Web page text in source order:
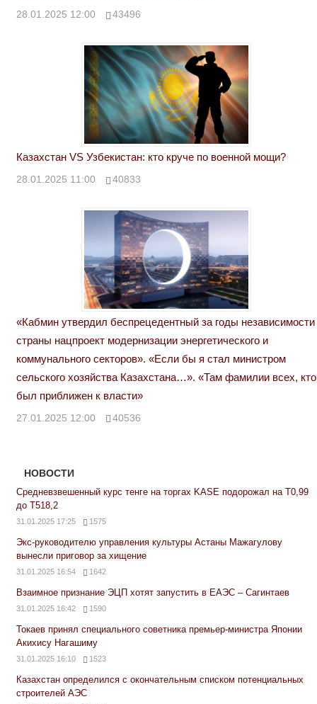
28.01.2025 12:00 43496
Казахстан VS Узбекистан: кто круче по военной мощи?
28.01.2025 11:00 40833
«Кабмин утвердил беспрецедентный за годы независимости
страны нацпроект модернизации энергетического и
коммунального секторов». «Если бы я стал министром
сельского хозяйства Казахстана…». «Там фамилии всех, кто
был приближен к власти»
27.01.2025 12:00 40536
НОВОСТИ
Средневзвешенный курс тенге на торгах KASE подорожал на Т0,99
до Т518,2
31.01.2025 17:25 1575
Экс-руководителю управления культуры Астаны Мажагулову
вынесли приговор за хищение
31.01.2025 16:54 1642
Взаимное признание ЭЦП хотят запустить в ЕАЭС – Сагинтаев
31.01.2025 16:42 1590
Токаев принял специального советника премьер-министра Японии
Акихису Нагашиму
31.01.2025 16:10 1523
Казахстан определился с окончательным списком потенциальных
строителей АЭС